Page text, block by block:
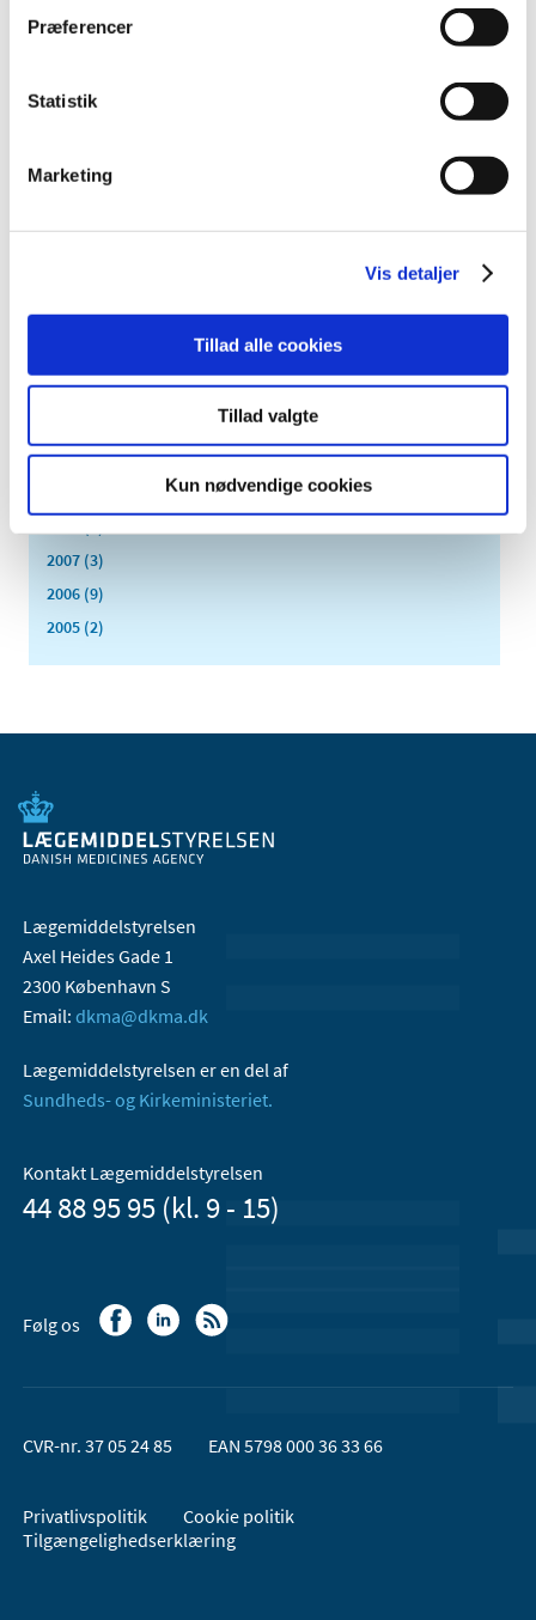
Præferencer
Statistik
Marketing
Vis detaljer
Tillad alle cookies
Tillad valgte
Kun nødvendige cookies
2023 (195)
2021 (516)
2018 (150)
2012 (44)
2010 (7)
2007 (3)
2006 (9)
2005 (2)
Lægemiddelstyrelsen
Axel Heides Gade 1
2300 København S
Email: dkma@dkma.dk
Lægemiddelstyrelsen er en del af
Sundheds- og Kirkeministeriet.
Kontakt Lægemiddelstyrelsen
44 88 95 95 (kl. 9 - 15)
Følg os
CVR-nr. 37 05 24 85 EAN 5798 000 36 33 66
Privatlivspolitik
Cookie politik
Tilgængelighedserklæring